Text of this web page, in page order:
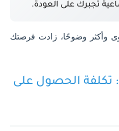
تُجبرك على العودة.
وأكثر وضوحًا، زادت فرصتك
تكلفة الحصول على